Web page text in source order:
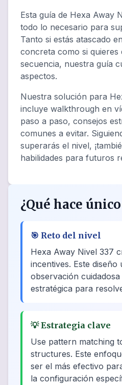
Esta guía de Hexa Away
todo lo necesario para
Tanto si estás atascado
concreta como si quieres
secuencia, nuestra guía
aspectos.
Nuestra solución para
incluye walkthrough en
paso a paso, consejos
comunes a evitar.
superarás el nivel,
habilidades para futuros
¿Qué hace
🎯 Reto del nivel
Hexa Away Nivel 337
incentives. Este diseño
observación
estratégica para
💡Estrategia clave
Use pattern matching
structures. Este
ser el más efectivo
la configuración